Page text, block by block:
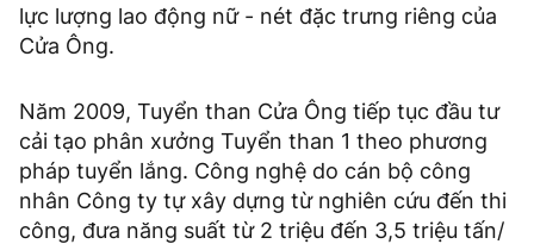
lực lượng lao động nữ - nét đặc trưng riêng của
Cửa Ông.
Năm 2009, Tuyển than Cửa Ông tiếp tục đầu tư
cải tạo phân xưởng Tuyển than 1 theo phương
pháp tuyển lắng. Công nghệ do cán bộ công
nhân Công ty tự xây dựng từ nghiên cứu đến thi
công, đưa năng suất từ 2 triệu đến 3,5 triệu tấn/